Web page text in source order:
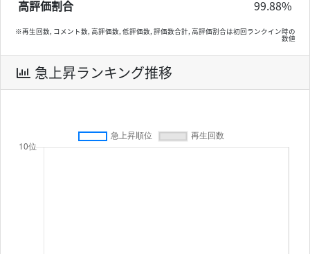
高評価割合
99.88%
※再生回数, コメント数, 高評価数, 低評価数, 評価数合計, 高評価割合は初回ランクイン時の
数値
急上昇ランキング推移